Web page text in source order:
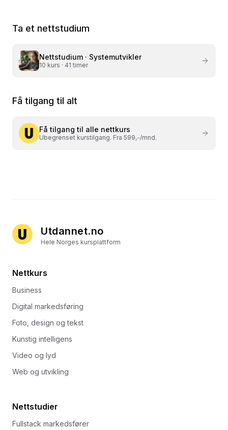
Ta et nettstudium
Nettstudium · Systemutvikler
10 kurs · 41 timer
Få tilgang til alt
Få tilgang til alle nettkurs
Ubegrenset kurstilgang. Fra 599,-/mnd.
Utdannet.no
Hele Norges kursplattform
Nettkurs
Business
Digital markedsføring
Foto, design og tekst
Kunstig intelligens
Video og lyd
Web og utvikling
Nettstudier
Fullstack markedsfører